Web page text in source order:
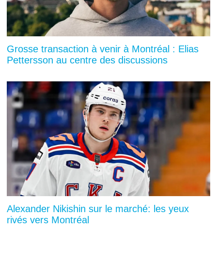
Grosse transaction à venir à Montréal : Elias
Pettersson au centre des discussions
Alexander Nikishin sur le marché: les yeux
rivés vers Montréal